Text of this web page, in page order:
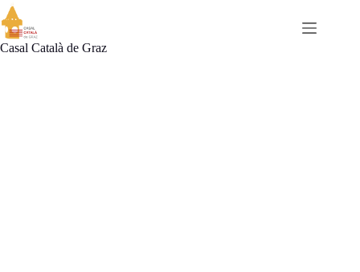
Omet
al
contingut
Casal Català de Graz